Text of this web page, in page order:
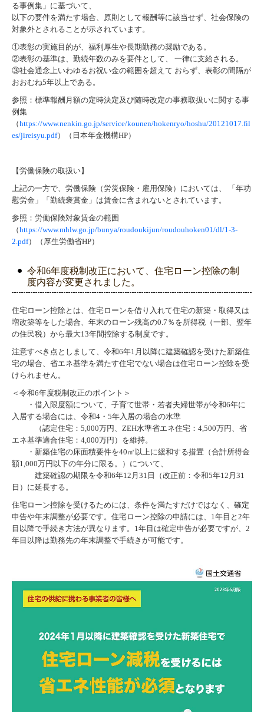
る事例集」に基づいて、
以下の要件を満たす場合、原則として報酬等に該当せず、社会保険の
対象外とされることが示されています。
①表彰の実施目的が、福利厚生や長期勤務の奨励である。
②表彰の基準は、勤続年数のみを要件として、 一律に支給される。
③社会通念上いわゆるお祝い金の範囲を超えて おらず、表彰の間隔が
おおむね5年以上である。
参照：標準報酬月額の定時決定及び随時改定の事務取扱いに関する事
例集
（https://www.nenkin.go.jp/service/kounen/hokenryo/hoshu/20121017.fil
es/jireisyu.pdf）（日本年金機構HP）
【労働保険の取扱い】
上記の一方で、労働保険（労災保険・雇用保険）においては、 「年功
慰労金 」 「 勤続褒賞金」は賃金に含まれないとされています。
参照：労働保険対象賃金の範囲
（https://www.mhlw.go.jp/bunya/roudoukijun/roudouhoken01/dl/1-3-
2.pdf）（厚生労働省HP）
令和6年度税制改正において、住宅ローン控除の制
度内容が変更されました。
住宅ローン控除とは、住宅ローンを借り入れて住宅の新築・取得又は
増改築等をした場合、年末のローン残高の0.7％を所得税（一部、翌年
の住民税）から最大13年間控除する制度です。
注意すべき点としまして、令和6年1月以降に建築確認を受けた新築住
宅の場合、省エネ基準を満たす住宅でない場合は住宅ローン控除を受
けられません。
＜令和6年度税制改正のポイント＞
・借入限度額について、子育て世帯・若者夫婦世帯が令和6年に
入居する場合には、令和4・5年入居の場合の水準
（認定住宅：5,000万円、ZEH水準省エネ住宅：4,500万円、省
エネ基準適合住宅：4,000万円）を維持。
・新築住宅の床面積要件を40㎡以上に緩和する措置（合計所得金
額1,000万円以下の年分に限る。）について、
建築確認の期限を令和6年12月31日（改正前：令和5年12月31
日）に延長する。
住宅ローン控除を受けるためには、条件を満たすだけではなく、確定
申告や年末調整が必要です。住宅ローン控除の申請には、1年目と2年
目以降で手続き方法が異なります。1年目は確定申告が必要ですが、2
年目以降は勤務先の年末調整で手続きが可能です。